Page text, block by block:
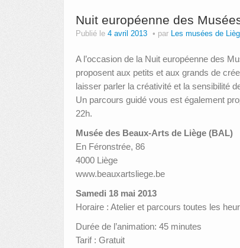
Nuit européenne des
Publié le 4 avril 2013 par Les musées de
A l’occasion de la Nuit européenne des
proposent aux petits et aux grands de
laisser parler la créativité et la sensibilité
Un parcours guidé vous est également
22h.
Musée des Beaux-Arts de Liège (BAL)
En Féronstrée, 86
4000 Liège
www.beauxartsliege.be
Samedi 18 mai 2013
Horaire : Atelier et parcours toutes les
Durée de l’animation: 45 minutes
Tarif : Gratuit